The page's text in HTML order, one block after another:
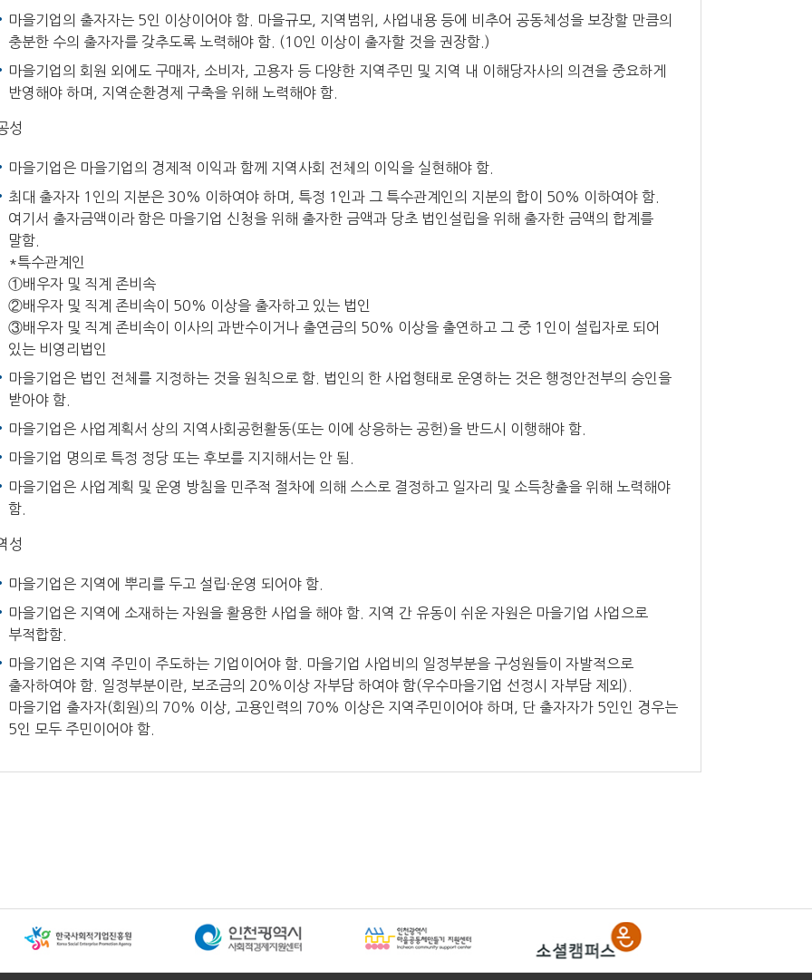
마을기업의 출자자는 5인 이상이어야 함. 마을규모, 지역범위, 사업내용 등에 비추어 공동체성을 보장할 만큼의
충분한 수의 출자자를 갖추도록 노력해야 함. (10인 이상이 출자할 것을 권장함.)
마을기업의 회원 외에도 구매자, 소비자, 고용자 등 다양한 지역주민 및 지역 내 이해당자사의 의견을 중요하게
반영해야 하며, 지역순환경제 구축을 위해 노력해야 함.
성
마을기업은 마을기업의 경제적 이익과 함께 지역사회 전체의 이익을 실현해야 함.
최대 출자자 1인의 지분은 30% 이하여야 하며, 특정 1인과 그 특수관계인의 지분의 합이 50% 이하여야 함.
여기서 출자금액이라 함은 마을기업 신청을 위해 출자한 금액과 당초 법인설립을 위해 출자한 금액의 합계를
말함.
*특수관계인
①배우자 및 직계 존비속
②배우자 및 직계 존비속이 50% 이상을 출자하고 있는 법인
③배우자 및 직계 존비속이 이사의 과반수이거나 출연금의 50% 이상을 출연하고 그 중 1인이 설립자로 되어
있는 비영리법인
마을기업은 법인 전체를 지정하는 것을 원칙으로 함. 법인의 한 사업형태로 운영하는 것은 행정안전부의 승인을
받아야 함.
마을기업은 사업계획서 상의 지역사회공헌활동(또는 이에 상응하는 공헌)을 반드시 이행해야 함.
마을기업 명의로 특정 정당 또는 후보를 지지해서는 안 됨.
마을기업은 사업계획 및 운영 방침을 민주적 절차에 의해 스스로 결정하고 일자리 및 소득창출을 위해 노력해야
함.
성
마을기업은 지역에 뿌리를 두고 설립·운영 되어야 함.
마을기업은 지역에 소재하는 자원을 활용한 사업을 해야 함. 지역 간 유동이 쉬운 자원은 마을기업 사업으로
부적합함.
마을기업은 지역 주민이 주도하는 기업이어야 함. 마을기업 사업비의 일정부분을 구성원들이 자발적으로
출자하여야 함. 일정부분이란, 보조금의 20%이상 자부담 하여야 함(우수마을기업 선정시 자부담 제외).
마을기업 출자자(회원)의 70% 이상, 고용인력의 70% 이상은 지역주민이어야 하며, 단 출자자가 5인인 경우는
5인 모두 주민이어야 함.